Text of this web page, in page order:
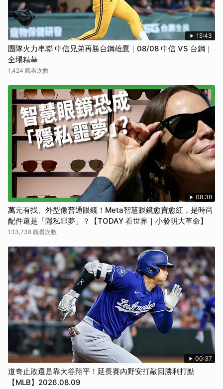
15:43
團隊火力串聯 中信兄弟再勝台鋼雄鷹｜08/08 中信 VS 台鋼｜
全場精華
1,424 觀看次數
08:38
萬元有找、外型像普通眼鏡！Meta智慧眼鏡愈賣愈紅，是時尚
配件還是「隱私噩夢」？【TODAY 看世界｜小發明大革命】
133,738 觀看次數
00:37
道奇止敗還是靠大谷翔平！延長賽內野安打敲回勝利打點
【MLB】2026.08.09